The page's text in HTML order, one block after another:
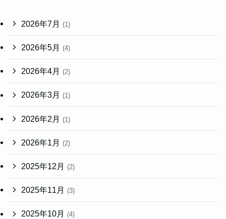
2026年7月 (1)
2026年5月 (4)
2026年4月 (2)
2026年3月 (1)
2026年2月 (1)
2026年1月 (2)
2025年12月 (2)
2025年11月 (3)
2025年10月 (4)